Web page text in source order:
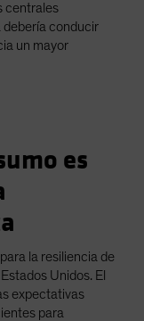
centrales
debería conducir
un mayor
es
la resiliencia de
Unidos. El
expectativas
para